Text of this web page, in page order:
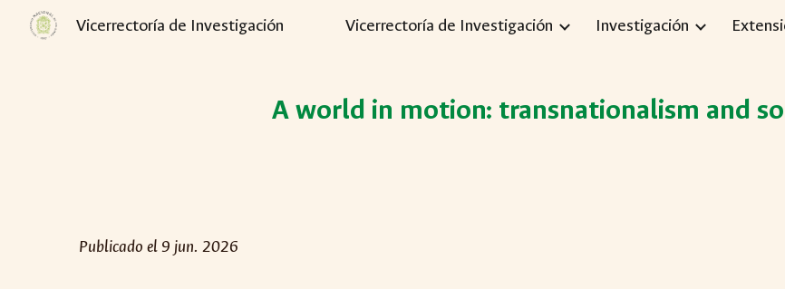
Skip to main content Skip to
Vicerrectoría de Investigación Vicerrectoría de Investigación Investigación
A world in motion: transnationalism and
Publicado el 9 jun. 2026